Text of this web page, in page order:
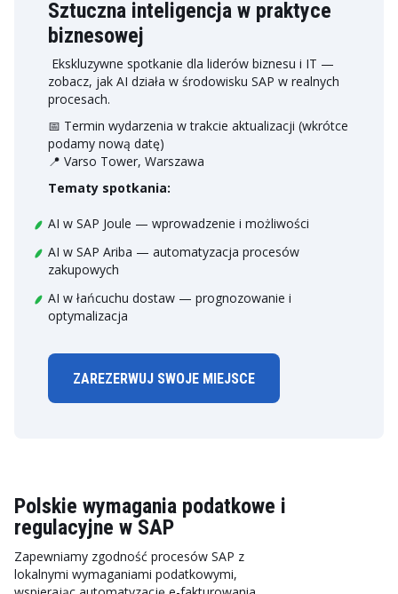
Sztuczna inteligencja w praktyce
biznesowej
Ekskluzywne spotkanie dla liderów biznesu i IT —
zobacz, jak AI działa w środowisku SAP w realnych
procesach.
📅 Termin wydarzenia w trakcie aktualizacji (wkrótce
podamy nową datę)
📍 Varso Tower, Warszawa
Tematy spotkania:
AI w SAP Joule — wprowadzenie i możliwości
AI w SAP Ariba — automatyzacja procesów
zakupowych
AI w łańcuchu dostaw — prognozowanie i
optymalizacja
ZAREZERWUJ SWOJE MIEJSCE
Polskie wymagania podatkowe i
regulacyjne w SAP
Zapewniamy zgodność procesów SAP z
lokalnymi wymaganiami podatkowymi,